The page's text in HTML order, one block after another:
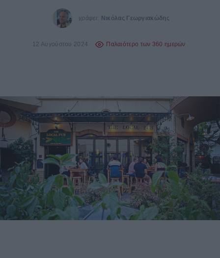
γράφει: Νικόλας Γεωργιακώδης
12 Αυγούστου 2024 Παλαιότερο των 360 ημερών